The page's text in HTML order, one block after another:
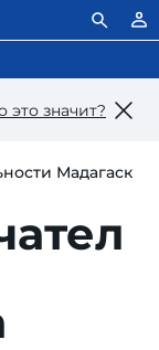
это значит?